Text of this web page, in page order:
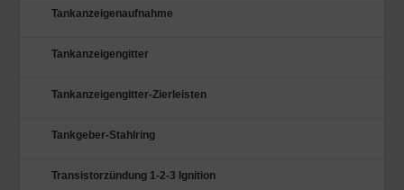
Tankanzeigenaufnahme
Tankanzeigengitter
Tankanzeigengitter-Zierleisten
Tankgeber-Stahlring
Transistorzündung 1-2-3 Ignition